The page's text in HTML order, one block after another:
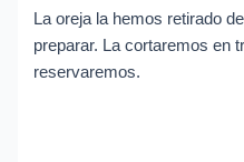
La oreja la hemos retirado
preparar. La cortaremos en
reservaremos.